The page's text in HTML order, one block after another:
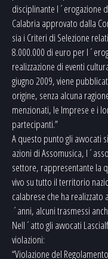
disciplinante l´erogazione
Calabria approvato dalla
sia i Criteri di Selezione
8.000.000 di euro per
realizzazione di eventi
giugno 2009, viene
origine, senza alcuna
menzionati, le Imprese e i
partecipanti.”
A questo punto gli avvocati
azioni di Assomusica,
settore, rappresentante la
vivo su tutto il territorio
calabrese che ha realizzato
´anni, alcuni trasmessi
Nell´atto gli avvocati
violazioni:
“Violazione del